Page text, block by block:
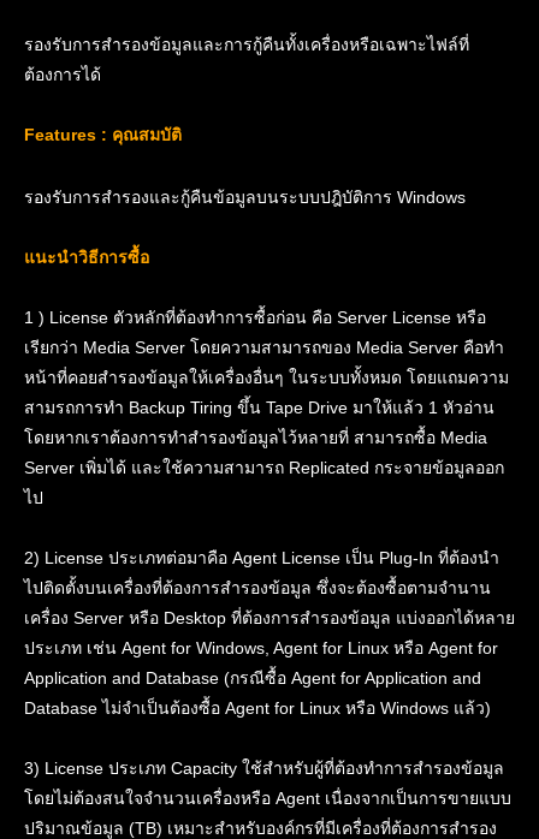
รองรับการสำรองข้อมูลและการกู้คืนทั้งเครื่องหรือเฉพาะไฟล์ที่
ต้องการได้
Features : คุณสมบัติ
รองรับการสำรองและกู้คืนข้อมูลบนระบบปฎิบัติการ Windows
แนะนำวิธีการซื้อ
1 ) License ตัวหลักที่ต้องทำการซื้อก่อน คือ Server License หรือ
เรียกว่า Media Server โดยความสามารถของ Media Server คือทำ
หน้าที่คอยสำรองข้อมูลให้เครื่องอื่นๆ ในระบบทั้งหมด โดยแถมความ
สามรถการทำ Backup Tiring ขึ้น Tape Drive มาให้แล้ว 1 หัวอ่าน
โดยหากเราต้องการทำสำรองข้อมูลไว้หลายที่ สามารถซื้อ Media
Server เพิ่มได้ และใช้ความสามารถ Replicated กระจายข้อมูลออก
ไป
2) License ประเภทต่อมาคือ Agent License เป็น Plug-In ที่ต้องนำ
ไปติดตั้งบนเครื่องที่ต้องการสำรองข้อมูล ซึ่งจะต้องซื้อตามจำนาน
เครื่อง Server หรือ Desktop ที่ต้องการสำรองข้อมูล แบ่งออกได้หลาย
ประเภท เช่น Agent for Windows, Agent for Linux หรือ Agent for
Application and Database (กรณีซื้อ Agent for Application and
Database ไม่จำเป็นต้องซื้อ Agent for Linux หรือ Windows แล้ว)
3) License ประเภท Capacity ใช้สำหรับผู้ที่ต้องทำการสำรองข้อมูล
โดยไม่ต้องสนใจจำนวนเครื่องหรือ Agent เนื่องจากเป็นการขายแบบ
ปริมาณข้อมูล (TB) เหมาะสำหรับองค์กรที่มีเครื่องที่ต้องการสำรอง